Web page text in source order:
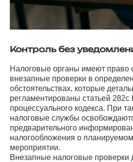
Контроль без
Налоговые органы имеют право
внезапные проверки в
обстоятельствах, которые
регламентированы статьей 282c
процессуального кодекса. При
налоговые службы
предварительного
налогообложения о
мероприятии.
Внезапные налоговые проверки